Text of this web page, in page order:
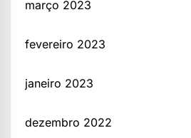
março 2023
fevereiro 2023
janeiro 2023
dezembro 2022